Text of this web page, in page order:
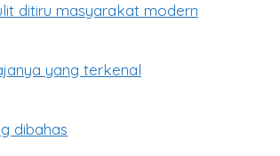
ditiru masyarakat modern
yang terkenal
dibahas